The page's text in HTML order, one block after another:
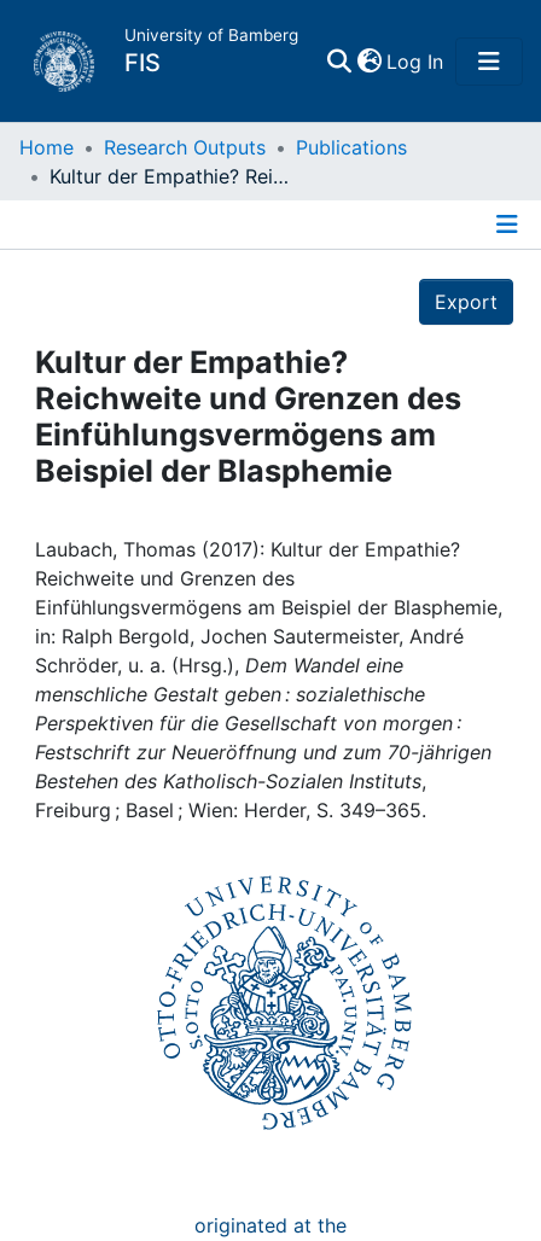
University of Bamberg
FIS Log In(current)
Home
Projects
People
Institutions
Awards
My FIS
Help
Home Research Outputs
Publications
Kultur der Empathie? Reichweite und Grenzen des Einfühlungsvermögens am Beispiel der Blasphemie
Export
Kultur der Empathie?
Reichweite und Grenzen des
Einfühlungsvermögens am
Beispiel der Blasphemie
Laubach, Thomas (2017): Kultur der Empathie?
Reichweite und Grenzen des
Einfühlungsvermögens am Beispiel der Blasphemie,
in: Ralph Bergold, Jochen Sautermeister, André
Schröder, u. a. (Hrsg.), Dem Wandel eine
menschliche Gestalt geben : sozialethische
Perspektiven für die Gesellschaft von morgen :
Festschrift zur Neueröffnung und zum 70-jährigen
Bestehen des Katholisch-Sozialen Instituts,
Freiburg ; Basel ; Wien: Herder, S. 349–365.
originated at the